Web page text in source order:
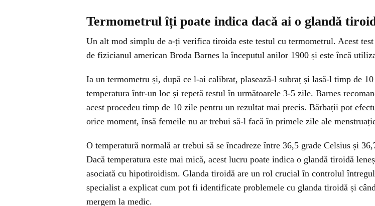
Termometrul îți poate indica dacă ai o glandă
Un alt mod simplu de a-ți verifica tiroida este testul cu termometrul. Acest
de fizicianul american Broda Barnes la începutul anilor 1900 și este încă
Ia un termometru și, după ce l-ai calibrat, plasează-l subraț și lasă-l timp de
temperatura într-un loc și repetă testul în următoarele 3-5 zile. Barnes
acest procedeu timp de 10 zile pentru un rezultat mai precis. Bărbații pot
orice moment, însă femeile nu ar trebui să-l facă în primele zile ale
O temperatură normală ar trebui să se încadreze între 36,5 grade Celsius și
Dacă temperatura este mai mică, acest lucru poate indica o glandă tiroidă
asociată cu hipotiroidism. Glanda tiroidă are un rol crucial în controlul
specialist a explicat cum pot fi identificate problemele cu glanda tiroidă și când
mergem la medic.